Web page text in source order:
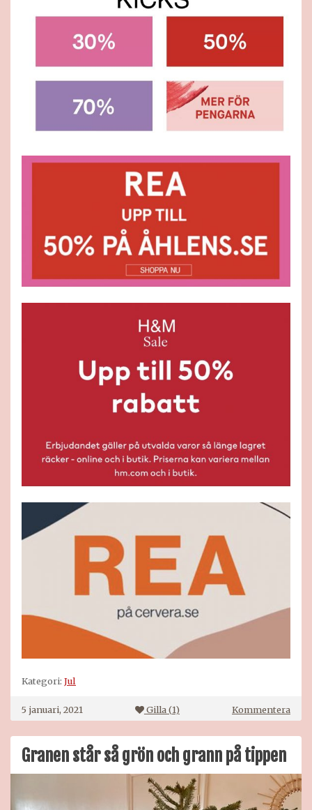
Kategori: Jul
5 januari, 2021 Gilla (1) Kommenterapå
Granen står så grön och grann på tippen